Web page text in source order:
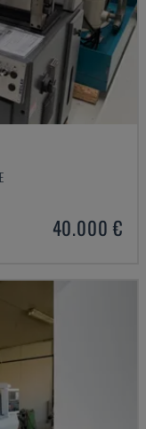
40.000 €